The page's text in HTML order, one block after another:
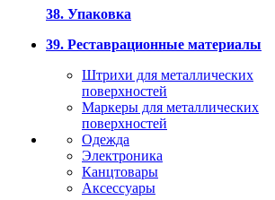
38. Упаковка
39. Реставрационные материалы
Штрихи для металлических
поверхностей
Маркеры для металлических
поверхностей
Одежда
Электроника
Канцтовары
Аксессуары